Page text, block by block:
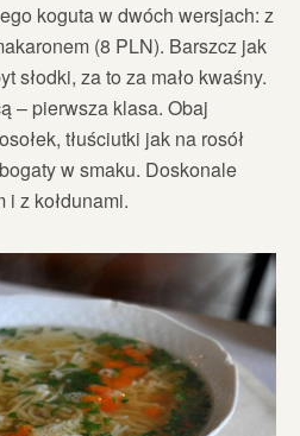
koguta w dwóch wersjach: z
(8 PLN). Barszcz jak
słodki, za to za mało kwaśny.
– pierwsza klasa. Obaj
tłuściutki jak na rosół
w smaku. Doskonale
i z kołdunami.